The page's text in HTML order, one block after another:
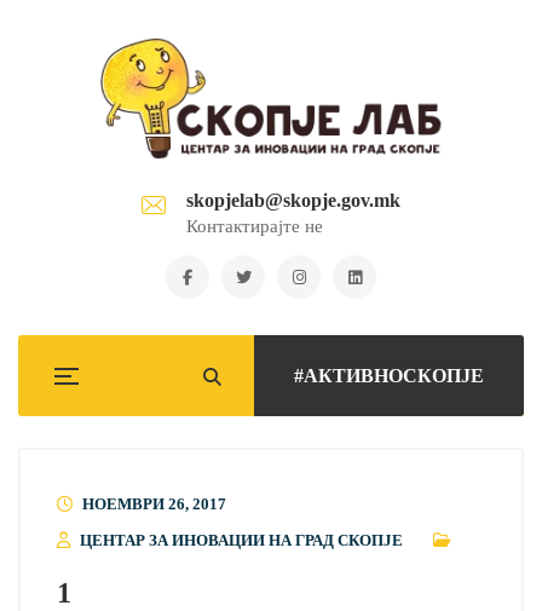
skopjelab@skopje.gov.mk
Контактирајте не
#АКТИВНОСКОПЈЕ
НОЕМВРИ 26, 2017
ЦЕНТАР ЗА ИНОВАЦИИ НА ГРАД СКОПЈЕ
1